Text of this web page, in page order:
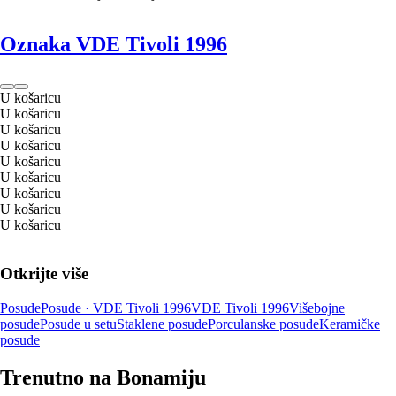
Oznaka VDE Tivoli 1996
U košaricu
U košaricu
U košaricu
U košaricu
U košaricu
U košaricu
U košaricu
U košaricu
U košaricu
Otkrijte više
PosudePosude · VDE Tivoli 1996VDE Tivoli 1996Višebojne
posudePosude u setuStaklene posudePorculanske posudeKeramičke
posude
Trenutno na Bonamiju